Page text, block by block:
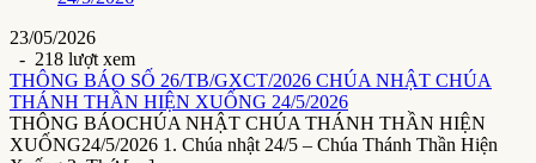
23/05/2026
- 218 lượt xem
THÔNG BÁO SỐ 26/TB/GXCT/2026 CHÚA NHẬT CHÚA
THÁNH THẦN HIỆN XUỐNG 24/5/2026
THÔNG BÁOCHÚA NHẬT CHÚA THÁNH THẦN HIỆN
XUỐNG24/5/2026 1. Chúa nhật 24/5 – Chúa Thánh Thần Hiện